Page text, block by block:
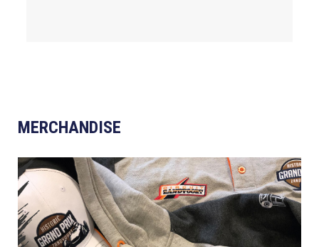
MERCHANDISE